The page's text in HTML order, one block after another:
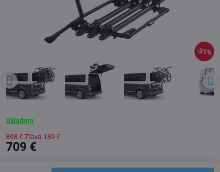
21%
Skladom
898 €Zľava 189 €
709 €